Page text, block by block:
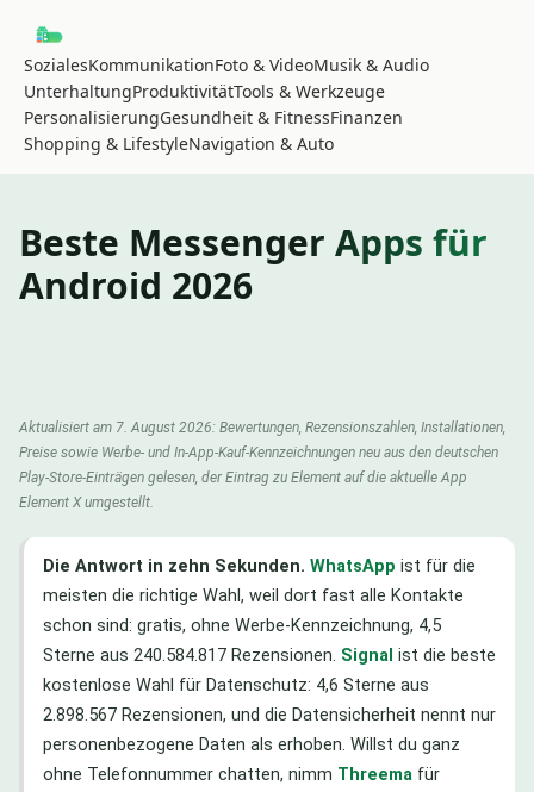
SozialesKommunikationFoto & VideoMusik & Audio
UnterhaltungProduktivitätTools & Werkzeuge
PersonalisierungGesundheit & FitnessFinanzen
Shopping & LifestyleNavigation & Auto
Beste Messenger Apps für
Android 2026
Aktualisiert am 7. August 2026: Bewertungen, Rezensionszahlen, Installationen,
Preise sowie Werbe- und In-App-Kauf-Kennzeichnungen neu aus den deutschen
Play-Store-Einträgen gelesen, der Eintrag zu Element auf die aktuelle App
Element X umgestellt.
Die Antwort in zehn Sekunden. WhatsApp ist für die
meisten die richtige Wahl, weil dort fast alle Kontakte
schon sind: gratis, ohne Werbe-Kennzeichnung, 4,5
Sterne aus 240.584.817 Rezensionen. Signal ist die beste
kostenlose Wahl für Datenschutz: 4,6 Sterne aus
2.898.567 Rezensionen, und die Datensicherheit nennt nur
personenbezogene Daten als erhoben. Willst du ganz
ohne Telefonnummer chatten, nimm Threema für